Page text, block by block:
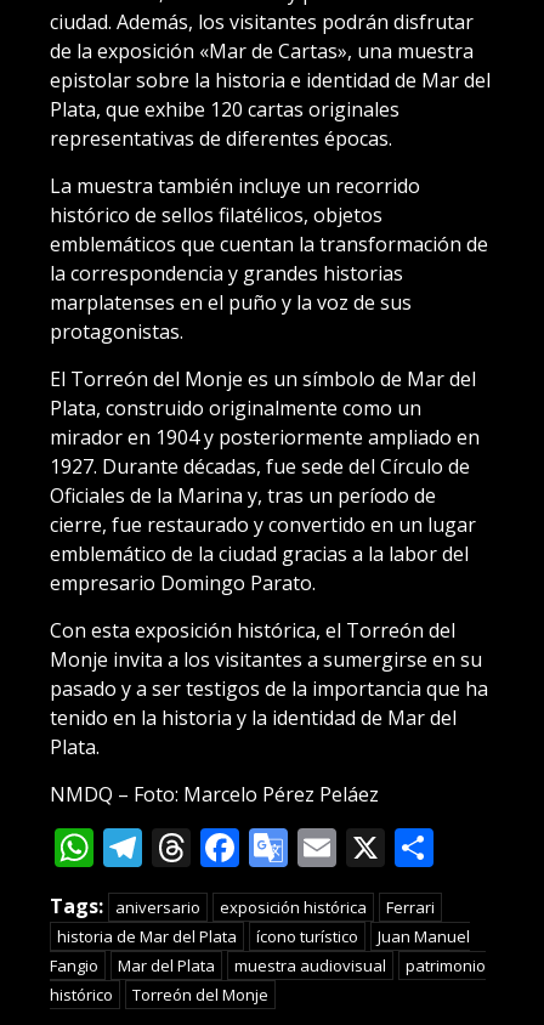
ciudad. Además, los visitantes podrán disfrutar
de la exposición «Mar de Cartas», una muestra
epistolar sobre la historia e identidad de Mar del
Plata, que exhibe 120 cartas originales
representativas de diferentes épocas.
La muestra también incluye un recorrido
histórico de sellos filatélicos, objetos
emblemáticos que cuentan la transformación de
la correspondencia y grandes historias
marplatenses en el puño y la voz de sus
protagonistas.
El Torreón del Monje es un símbolo de Mar del
Plata, construido originalmente como un
mirador en 1904 y posteriormente ampliado en
1927. Durante décadas, fue sede del Círculo de
Oficiales de la Marina y, tras un período de
cierre, fue restaurado y convertido en un lugar
emblemático de la ciudad gracias a la labor del
empresario Domingo Parato.
Con esta exposición histórica, el Torreón del
Monje invita a los visitantes a sumergirse en su
pasado y a ser testigos de la importancia que ha
tenido en la historia y la identidad de Mar del
Plata.
NMDQ – Foto: Marcelo Pérez Peláez
WhatsApp
Telegram
Threads
Facebook
Google
Translate
Email
X
Tags: aniversario exposición histórica
Ferrari
historia de Mar del Plata
ícono turístico
Juan Manuel
Fangio
Mar del Plata muestra audiovisual
patrimonio
histórico
Torreón del Monje